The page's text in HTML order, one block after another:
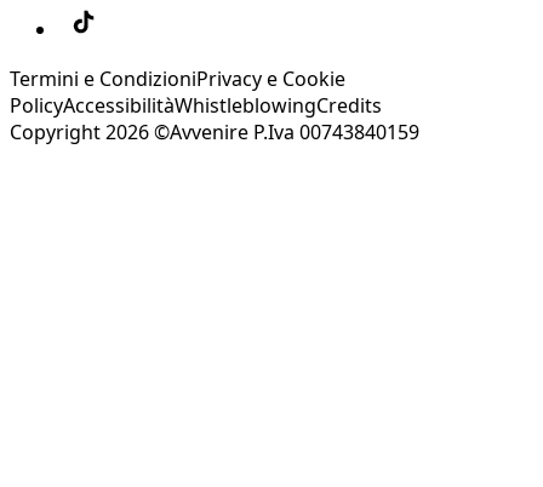
Termini e CondizioniPrivacy e Cookie
PolicyAccessibilitàWhistleblowingCredits
Copyright 2026 ©Avvenire P.Iva 00743840159